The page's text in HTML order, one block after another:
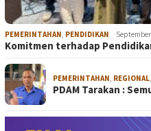
PEMERINTAHAN, PENDIDIKAN September
Komitmen terhadap
PEMERINTAHAN, REGIONAL,
PDAM Tarakan :